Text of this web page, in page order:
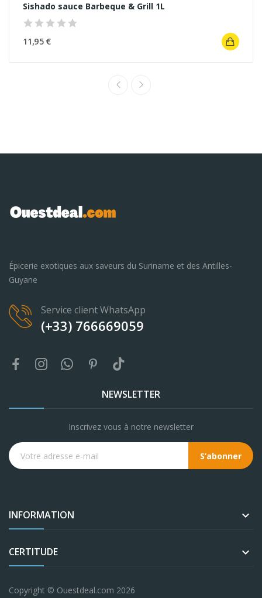
Sishado sauce Barbeque & Grill 1L
11,95 €
Épicerie exotiques aux saveurs du Suriname et des Antilles-
Guyane
Service client WhatsApp
(+33) 766669059
NEWSLETTER
Inscrivez vous à notre newsletter
S’abonner
INFORMATION 
CERTITUDE 
Copyright © Ouestdeal.com 2026